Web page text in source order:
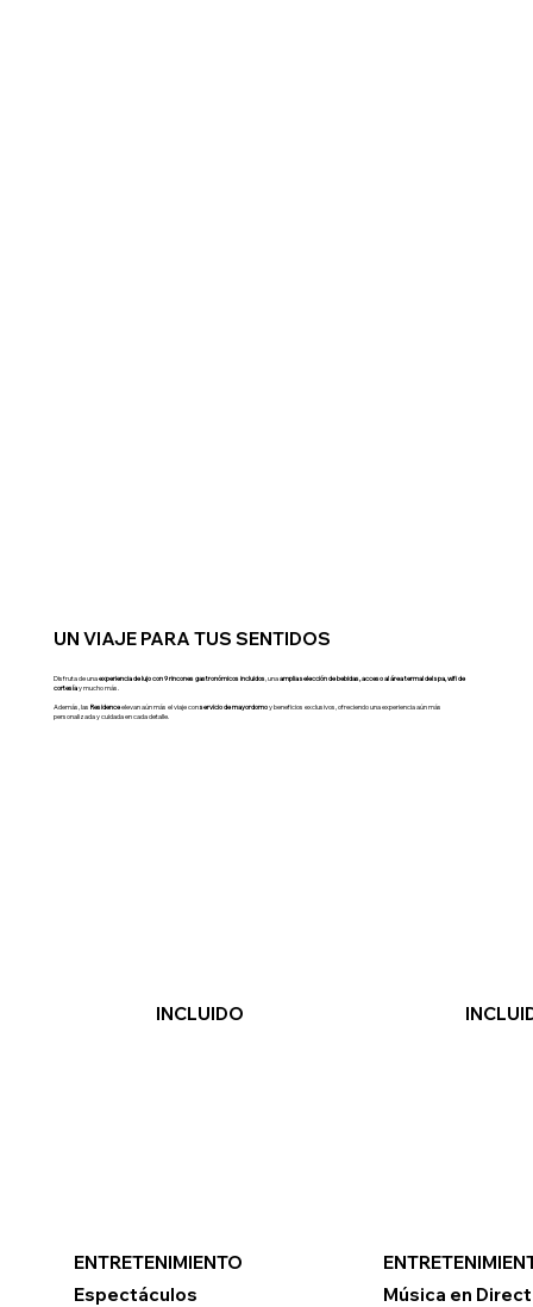
UN VIAJE PARA TUS SENTIDOS
Disfruta de unaexperiencia de lujo con 9 rincones gastronómicos incluidos , unaamplia selección de bebidas, acceso al área termal del spa, wifi de
cortesíay mucho más.
Además, las Residenceelevan aún más el viaje conservicio de mayordomoy beneficios exclusivos, ofreciendo una experiencia aún más
personalizada y cuidada en cada detalle.
ENTRETENIMIENTO
Espectáculos
INCLUIDO
Música en